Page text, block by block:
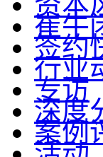
崔牛
签约
行业
专访
深度
案例